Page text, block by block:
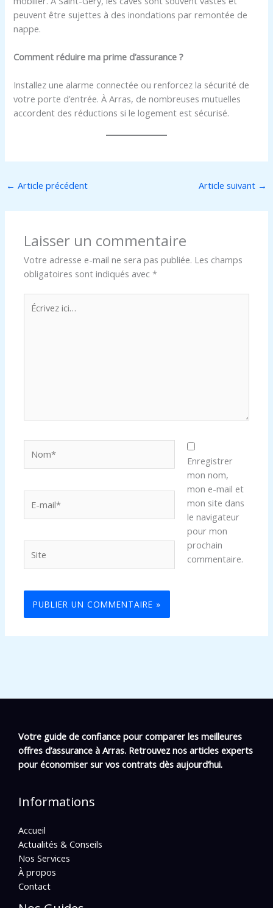
peuvent être sujettes à des inondations par remontée de
nappe.
Comment réduire ma prime d’assurance ?
Installez une alarme connectée ou renforcez la sécurité de
votre porte d’entrée. À Arras, de nombreuses mutuelles
accordent des réductions si le logement est sécurisé.
← Article précédent Article suivant →
Laisser un commentaire
Votre adresse e-mail ne sera pas publiée. Les champs
obligatoires sont indiqués avec*
Écrivez
ici…
mail*
Enregistrer
mon nom,
mon e-mail et
mon site dans
le navigateur
pour mon
prochain
commentaire.
Votre guide de confiance pour comparer les meilleures
offres d’assurance à Arras. Retrouvez nos articles experts
pour économiser sur vos contrats dès aujourd’hui.
Informations
Accueil
Actualités & Conseils
Nos Services
À propos
Contact